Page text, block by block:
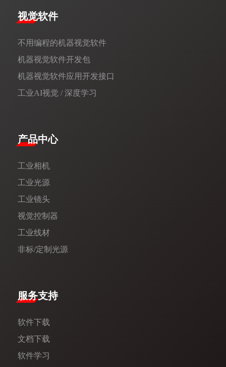
视觉软件
不用编程的机器视觉软件
机器视觉软件开发包
机器视觉软件应用开发接口
工业AI视觉 / 深度学习
产品中心
工业相机
工业光源
工业镜头
视觉控制器
工业线材
非标/定制光源
服务支持
软件下载
文档下载
软件学习